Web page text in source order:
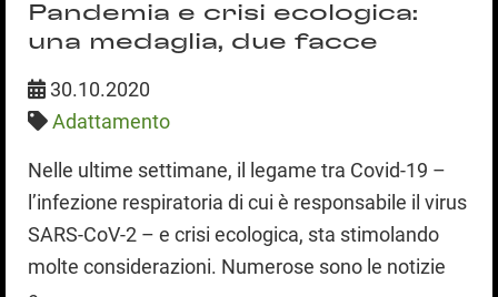
Pandemia e crisi ecologica:
una medaglia, due facce
30.10.2020
Adattamento
Nelle ultime settimane, il legame tra Covid-19 –
l’infezione respiratoria di cui è responsabile il virus
SARS-CoV-2 – e crisi ecologica, sta stimolando
molte considerazioni. Numerose sono le notizie